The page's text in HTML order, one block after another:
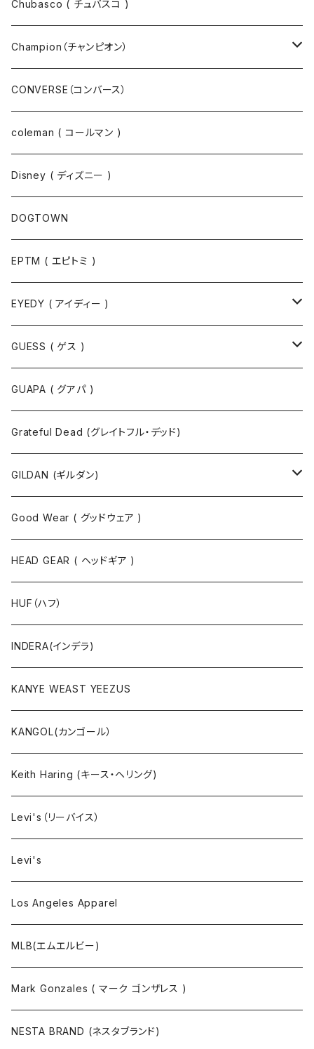
パーカー
ニット
ジャケット
コート
ポロシャツ
パンツ
パーカー
Chubasco ( チュバスコ )
Champion（チャンピオン）
スウェットパンツ
パーカー
スウェット
Tシャツ
CONVERSE（コンバース）
coleman ( コールマン )
Disney ( ディズニー )
DOGTOWN
EPTM ( エピトミ )
EYEDY ( アイディー )
Tシャツ
半袖Tシャツ
長袖Tシャツ
ポロシャツ
シャツ
スウェット
パーカ
ジャケット
ニット
ボトムス
セットアップ
小物・雑貨
タンクトップ
コート
靴下
GUESS ( ゲス )
ジャケット
GUAPA ( グアパ )
Grateful Dead (グレイトフル・デッド)
GILDAN (ギルダン)
ソックス
Good Wear ( グッドウェア )
HEAD GEAR ( ヘッドギア )
HUF（ハフ）
INDERA(インデラ)
KANYE WEAST YEEZUS
KANGOL(カンゴール）
Keith Haring (キース・ヘリング)
Levi's（リーバイス）
Levi's
Los Angeles Apparel
MLB(エムエルビー)
Mark Gonzales ( マーク ゴンザレス )
NESTA BRAND (ネスタブランド)